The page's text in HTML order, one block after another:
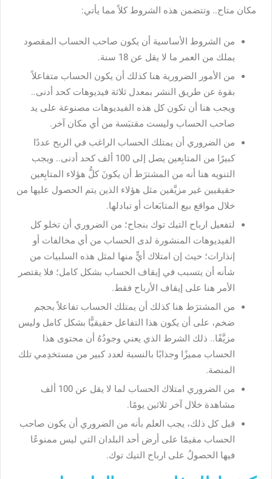
مكان متاح.. وتتضمن هذه الشروط كلاً مما يأتي:
من الشروط الأساسية أن يكون صاحب الحساب المقصود
يملك من العمر ما لا يقل عن 18 سنة.
من الأمور الضرورية هنا كذلك أن يكون الحساب متفاعلاً
بقوة عن طريق النشر بمعدل ثلاثة فيديوهات كحد أدنى..
ويجب هنا أن تكون كل هذه الفيديوهات مصنوعة على يد
صاحب الحساب وليست مقتبَسة من أي مكان آخر.
من الضروري أن يمتلك الحساب الراغب في الربح عددًا
كبيرًا من المتابِعين يصل إلى 100 ألف كحد أدنى.. ويجب
التنويه هنا أنه من المشترَط أن يكونَ كلُّ هؤلاء المتابِعين
حقيقيين غير مزيَّفين مثل هؤلاء الذين يتم الحصول عليها من
خلال مواقع بيع المتابَعات أو تبادلها.
لتفعيل ارباح التيك توك بنجاح؛ من الضروري أن تخلو كل
الفيديوهات المنشورة لدى الحساب من أي مخالفات أو
إنذارات؛ حيث إن امتلاك أيٍّ منها لمثل هذه السلبيات من
شأنه أن يتسبب في إيقاف الحساب بشكل كامل؛ فلا يقتصر
الأمر هنا على إيقاف الأرباح فقط.
من المشترَط هنا كذلك أن يمتلك الحساب تفاعلاً بحجم
ضخم، على أن يكون هذا التفاعل حقيقيًّا بشكل كامل وليس
مزيَّفًا.. ذلك الشرط الذي يعني وجودُهُ أن محتوى هذا
الحساب مميزًا وجذابًا بالنسبة لعدد كبير من مستخدِمي تلك
المنصة.
من الضروري امتلاك الحساب لما لا يقل عن 100 ألف
مشاهدة خلال آخر ثلاثين يومًا.
قبل كل ذلك، يجب العلم بأنه من الضروري أن يكون صاحب
الحساب مقيمًا على أرض أحد البلدان التي ليس ممنوعًا
فيها الحصولُ على ارباح التيك توك.